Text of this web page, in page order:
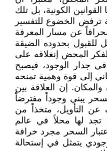
الكونية، بل تلك
ترفض الخضوع للتفسير
عن مسار المعرفة
للقبول بحدوده الضيقة
المحض إنغلاقه على
جدار الوجود، فيصبح
إلى قوة وهمية تمنحه
إن العلاقة بين
يبني وجوداً مفترضاً
التأويل، متخذاً من
تجد لها محلاً في عالم
السحر مجرد خرافة
يتمثل في إستحالة